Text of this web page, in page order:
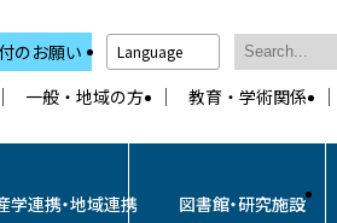
のお願い Language
一般・地域の方 教育・学術関係
学連携・地域連携 図書館・研究施設